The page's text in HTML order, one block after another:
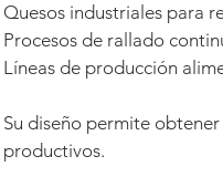
Quesos industriales para
Procesos de rallado
Líneas de producción
Su diseño permite
productivos.